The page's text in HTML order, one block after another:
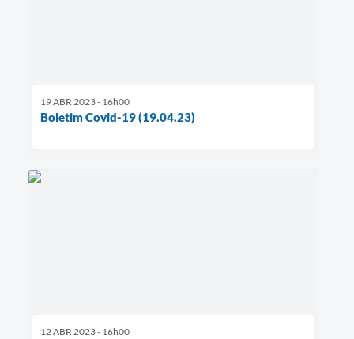
19 ABR 2023 - 16h00
Boletim Covid-19 (19.04.23)
12 ABR 2023 - 16h00